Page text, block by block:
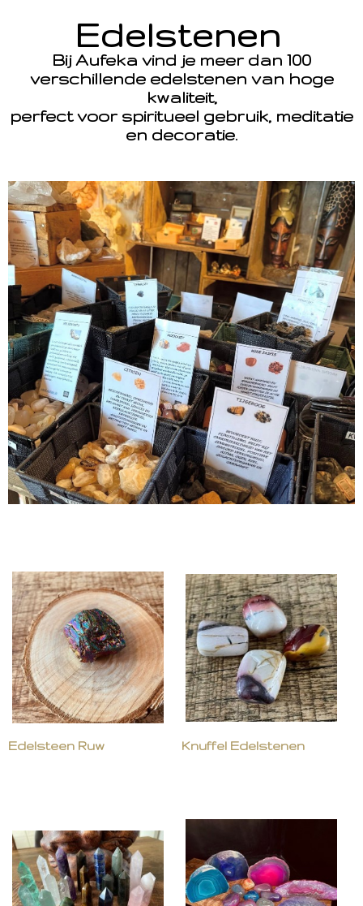
Edelstenen
Bij Aufeka vind je meer dan 100
verschillende edelstenen van hoge
kwaliteit,
perfect voor spiritueel gebruik, meditatie
en decoratie.
Edelsteen Ruw Knuffel Edelstenen